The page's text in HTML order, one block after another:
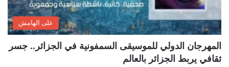
على الهامش
المهرجان الدولي للموسيقى السمفونية في الجزائر.. جسر
ثقافي يربط الجزائر بالعالم